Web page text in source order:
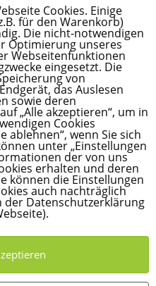
Unterbewusstsein
genauso wie die
einfach.
verwendeten Trigger
Wunder, einfach,
sonst wirkt die Überschrift
Posts waren Jahre lang so
Cookies. Einige
für den Warenkorb)
Die nicht-notwendigen
Optimierung unseres
Webseitenfunktionen
eingesetzt. Die
von
das Auslesen
sowie deren
„Alle akzeptieren“, um in
Cookies
ablehnen“, wenn Sie sich
unter „Einstellungen
der von uns
erhalten und deren
können die Einstellungen
auch nachträglich
der Datenschutzerklärung